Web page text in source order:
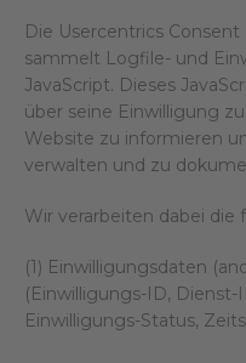
Die Usercentrics
sammelt Logfile- und
JavaScript. Dieses
über seine Einwilligung
Website zu informieren
verwalten und zu
Wir verarbeiten dabei die
(1) Einwilligungsdaten
(Einwilligungs-ID, Dienst-
Einwilligungs-Status,